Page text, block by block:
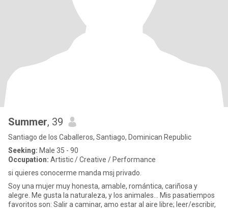
Summer, 39
Santiago de los Caballeros, Santiago, Dominican Republic
Seeking: Male 35 - 90
Occupation: Artistic / Creative / Performance
si quieres conocerme manda msj privado.
Soy una mujer muy honesta, amable, romántica, cariñosa y
alegre. Me gusta la naturaleza, y los animales... Mis pasatiempos
favoritos son: Salir a caminar, amo estar al aire libre; leer/escribir,